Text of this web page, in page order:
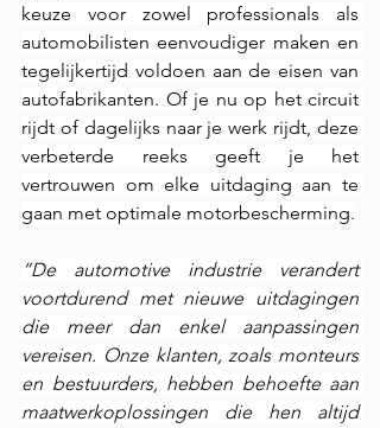
keuze voor zowel professionals als
automobilisten eenvoudiger maken en
tegelijkertijd voldoen aan de eisen van
autofabrikanten. Of je nu op het circuit
rijdt of dagelijks naar je werk rijdt, deze
verbeterde reeks geeft je het
vertrouwen om elke uitdaging aan te
gaan met optimale motorbescherming.
“De automotive industrie verandert
voortdurend met nieuwe uitdagingen
die meer dan enkel aanpassingen
vereisen. Onze klanten, zoals monteurs
en bestuurders, hebben behoefte aan
maatwerkoplossingen die hen altijd